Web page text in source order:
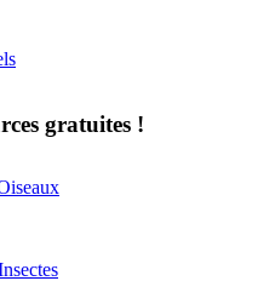
gratuites !